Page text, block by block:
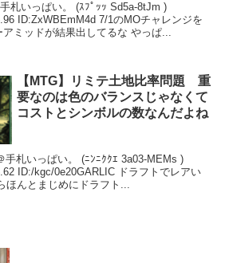
札いっぱい。 (ｽﾌﾟｯｯ Sd5a-8tJm )
ID:ZxWBEmM4d 7/1のMOチャレンジを
見ると、案の定ディミーアミッドが結果出してるな やっぱ...
【MTG】リミテ土地比率問題 重
要なのは色のバランスじゃなくて
コストとシンボルの数なんだよね
手札いっぱい。 (ﾆﾝﾆｸｸｴ 3a03-MEMs )
ID:/kgc/0e20GARLIC ドラフトでレアい
流れてきたぞ 君らほんとまじめにドラフト...